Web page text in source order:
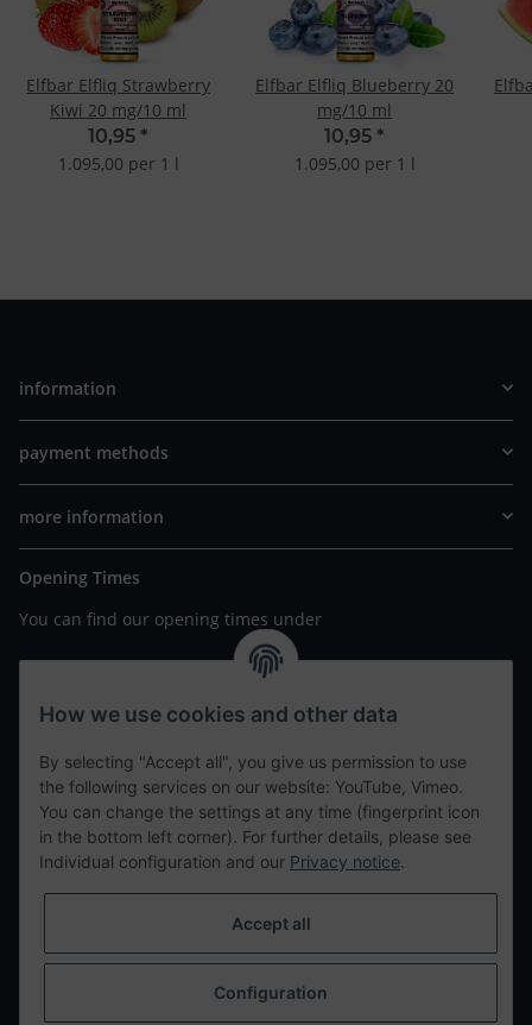
Elfbar Elfliq Strawberry
Kiwi 20 mg/10 ml
10,95 *
1.095,00 per 1 l
Elfbar Elfliq Blueberry 20
mg/10 ml
10,95 *
1.095,00 per 1 l
information
payment methods
more information
Opening Times
You can find our opening times under
https://www.wannavapor.de/Filialen
your personal site
contact details
tweet
teilen
Withdraw from contract
How we use cookies and other data
By selecting "Accept all", you give us permission to use
the following services on our website: YouTube, Vimeo.
You can change the settings at any time (fingerprint icon
in the bottom left corner). For further details, please see
Individual configuration and our Privacy notice.
Accept all
Configuration